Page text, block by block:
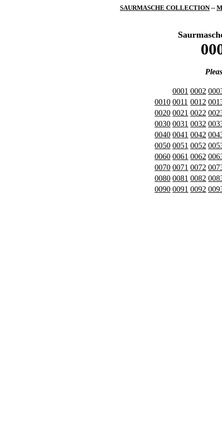
SAURMASCHE COLLECTION--
0001 0002
0010 0011 0012
0020 0021 0022
0030 0031 0032
0040 0041 0042
0050 0051 0052
0060 0061 0062
0070 0071 0072
0080 0081 0082
0090 0091 0092